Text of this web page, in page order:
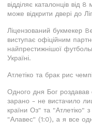
відділяє каталонців від
може відкрити двері до
Ліцензований букмекер
виступає офіційним
найпрестижнішої
Україні.
Атлетіко та брак рис
Одного дня Бог роздавав
зарано - не вистачило
країни Оз" та
"Алавес" (1:0), а я все